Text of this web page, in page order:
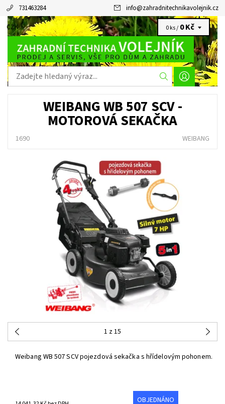
731463284 info@zahradnitechnikavolejnik.cz
CZK 0 ks / 0 Kč
WEIBANG WB 507 SCV -
MOTOROVÁ SEKAČKA
1690 WEIBANG
1 z 15
Weibang WB 507 SCV pojezdová sekačka s hřídelovým pohonem.
OBJEDNÁNO